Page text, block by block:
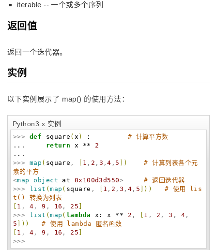
iterable -- 一个或多个序列
返回值
返回一个迭代器。
实例
以下实例展示了 map() 的使用方法：
Python3.x 实例
>>> def square ( x ) : # 计算平方数
... return x ** 2
...
>>>
map ( square , 1 , 2 , 3 ,4 , 5 )
# 计算列表各个元
素的平方
<map object at 0x100d3d550>
# 返回迭代器
>>>
list (map ( square , 1 , 2 , 3 , 4 , 5 ) )
# 使用 lis
t() 转换为列表
1 , 4 , 9 , 16 , 25
>>>
list (map ( lambda x: x ** 2 , 1 , 2 , 3 , 4 ,
5
) )
# 使用 lambda 匿名函数
1 , 4 , 9 , 16 , 25
>>>